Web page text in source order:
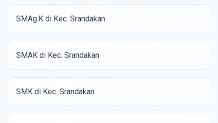
SMAg.K di Kec. Srandakan
SMAK di Kec. Srandakan
SMK di Kec. Srandakan